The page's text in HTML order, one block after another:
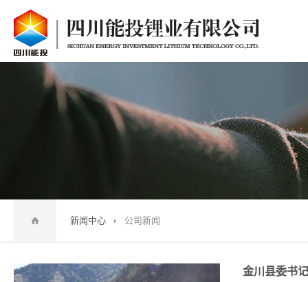
新闻中心 公司新闻
金川县委书